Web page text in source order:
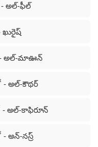
- అల్-ఫీల్
ఖురైష్
అల్-మాఊన్
- అల్-కౌథర్
- అల్-కాఫిరూన్
- అన్-నస్ర్